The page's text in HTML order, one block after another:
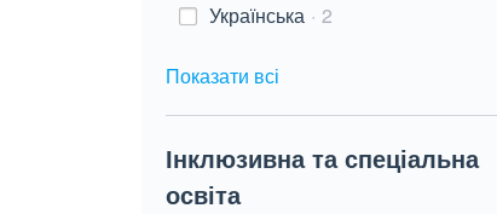
Українська 2
Показати всі
Інклюзивна та спеціальна
освіта